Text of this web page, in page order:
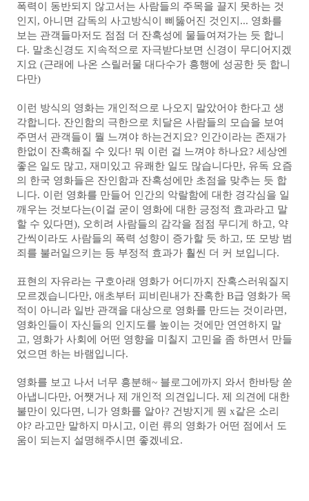
폭력이 동반되지 않고서는 사람들의 주목을 끌지 못하는 것
인지, 아니면 감독의 사고방식이 삐뚫어진 것인지... 영화를
보는 관객들마저도 점점 더 잔혹성에 물들여져가는 듯 합니
다. 말초신경도 지속적으로 자극받다보면 신경이 무디어지겠
지요 (근래에 나온 스릴러물 대다수가 흥행에 성공한 듯 합니
다만)
이런 방식의 영화는 개인적으로 나오지 말았어야 한다고 생
각합니다. 잔인함의 극한으로 치달은 사람들의 모습을 보여
주면서 관객들이 뭘 느껴야 하는건지요? 인간이라는 존재가
한없이 잔혹해질 수 있다! 뭐 이런 걸 느껴야 하나요? 세상엔
좋은 일도 많고, 재미있고 유쾌한 일도 많습니다만, 유독 요즘
의 한국 영화들은 잔인함과 잔혹성에만 초점을 맞추는 듯 합
니다. 이런 영화를 만들어 인간의 악랄함에 대한 경각심을 일
깨우는 것보다는(이걸 굳이 영화에 대한 긍정적 효과라고 말
할 수 있다면), 오히려 사람들의 감각을 점점 무디게 하고, 약
간씩이라도 사람들의 폭력 성향이 증가할 듯 하고, 또 모방 범
죄를 불러일으키는 등 부정적 효과가 훨씬 더 커 보입니다.
표현의 자유라는 구호아래 영화가 어디까지 잔혹스러워질지
모르겠습니다만, 애초부터 피비린내가 잔혹한 B급 영화가 목
적이 아니라 일반 관객을 대상으로 영화를 만드는 것이라면,
영화인들이 자신들의 인지도를 높이는 것에만 연연하지 말
고, 영화가 사회에 어떤 영향을 미칠지 고민을 좀 하면서 만들
었으면 하는 바램입니다.
영화를 보고 나서 너무 흥분해~ 블로그에까지 와서 한바탕 쏟
아냅니다만, 어쨋거나 제 개인적 의견입니다. 제 의견에 대한
불만이 있다면 , 니가 영화를 알아? 건방지게 뭔 x같은 소리
야? 라고만 말하지 마시고, 이런 류의 영화가 어떤 점에서 도
움이 되는지 설명해주시면 좋겠네요.